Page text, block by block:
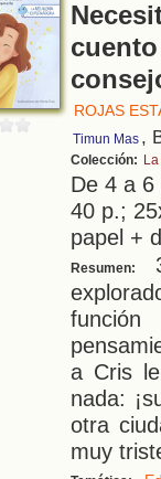
ROJAS
Timun Mas ,
Colección:
De 4 a
40 p.;
papel +
Resumen:
a Cris
nada:
otra
muy